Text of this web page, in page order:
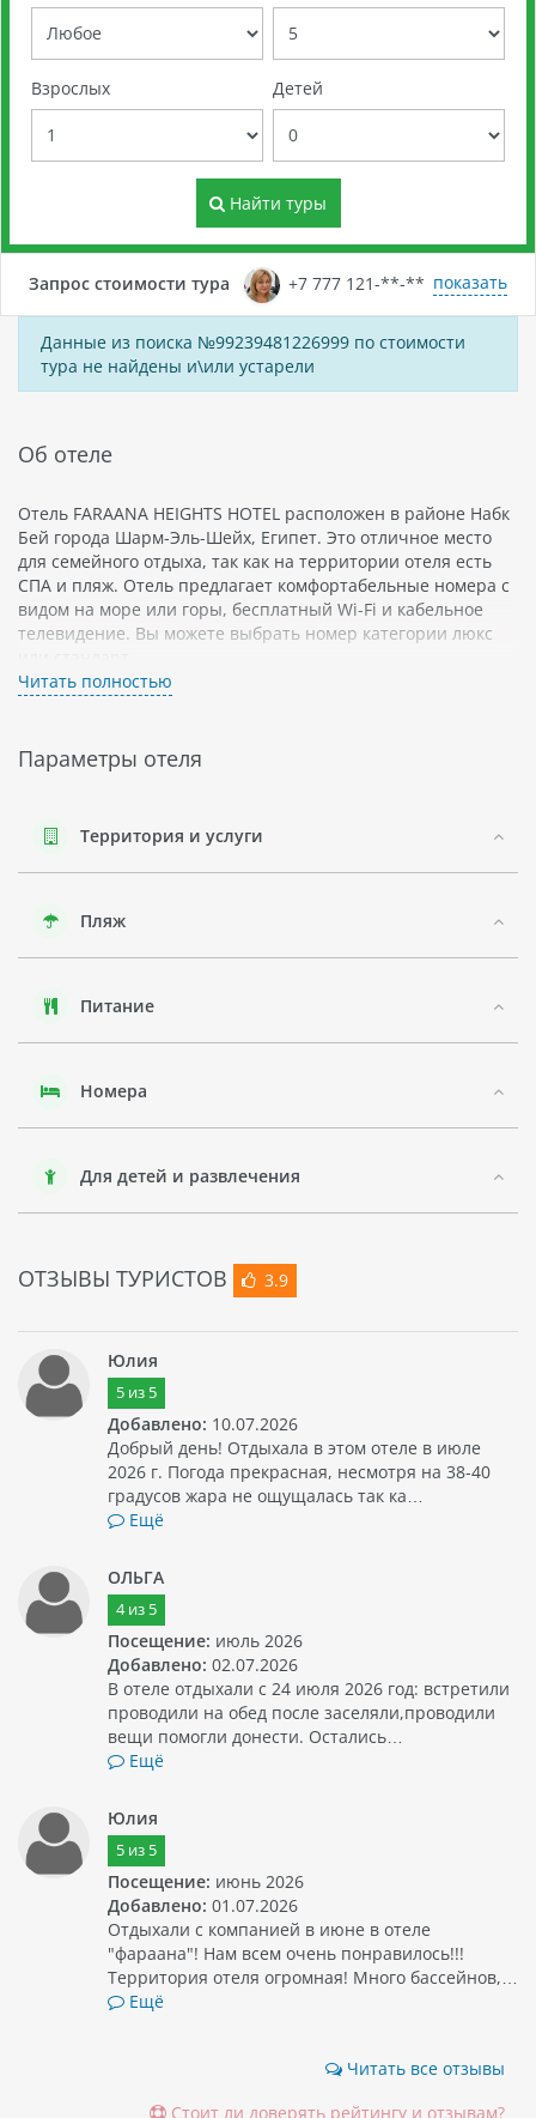
Взрослых Детей
Найти туры
Запрос стоимости тура +7 777 121-**-** показать
Данные из поиска №99239481226999 по стоимости
тура не найдены и\или устарели
Об отеле
Отель FARAANA HEIGHTS HOTEL расположен в районе Набк
Бей города Шарм-Эль-Шейх, Египет. Это отличное место
для семейного отдыха, так как на территории отеля есть
СПА и пляж. Отель предлагает комфортабельные номера с
видом на море или горы, бесплатный Wi-Fi и кабельное
телевидение. Вы можете выбрать номер категории люкс
В FARAANA HEIGHTS HOTEL есть рестораны, бары и кафе со
тренажерный зал, джакузи и сауна. Есть возможность
заказать массаж или профессиональную заботу о волосах.
достопримечательности города Шарм-Эль-Шейх:
Набк Бей - это прекрасное место для отдыха в Египте.
сможете посетить национальный парк Рас Мохаммед и
увидеть красивые виды на море и горы.
Читать полностью
Параметры отеля
Территория и услуги
Пляж
Питание
Номера
Для детей и развлечения
ОТЗЫВЫ ТУРИСТОВ 3.9
Юлия
5из 5
Добавлено: 10.07.2026
Добрый день! Отдыхала в этом отеле в июле
2026 г. Погода прекрасная, несмотря на 38-40
градусов жара не ощущалась так ка…
Ещё
ОЛЬГА
4из 5
Посещение: июль 2026
Добавлено: 02.07.2026
В отеле отдыхали с 24 июля 2026 год: встретили
проводили на обед после заселяли,проводили
вещи помогли донести. Остались…
Ещё
Юлия
5из 5
Посещение: июнь 2026
Добавлено: 01.07.2026
Отдыхали с компанией в июне в отеле
"фараана"! Нам всем очень понравилось!!!
Территория отеля огромная! Много бассейнов,…
Ещё
Читать все отзывы
Стоит ли доверять рейтингу и отзывам?